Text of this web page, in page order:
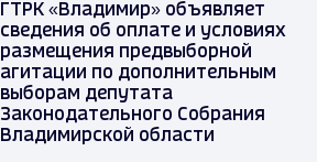
ГТРК «Владимир» объявляет
сведения об оплате и условиях
размещения предвыборной
агитации по дополнительным
выборам депутата
Законодательного Собрания
Владимирской области